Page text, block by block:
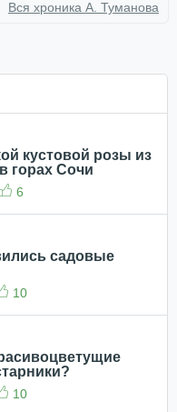
Вся хроника А. Туманова
кустовой розы из
горах Сочи
6
садовые
10
10